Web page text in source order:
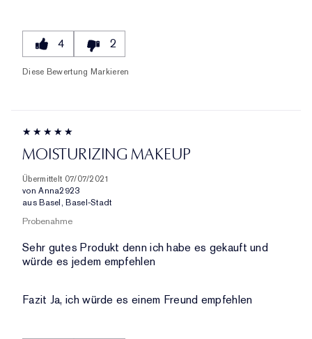
4 2
Diese Bewertung Markieren
MOISTURIZING MAKEUP
Übermittelt 07/07/2021
von Anna2923
aus Basel, Basel-Stadt
Probenahme
Sehr gutes Produkt denn ich habe es gekauft und
würde es jedem empfehlen
Fazit Ja, ich würde es einem Freund empfehlen